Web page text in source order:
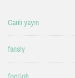
Canlı yayın
fansly
footjob